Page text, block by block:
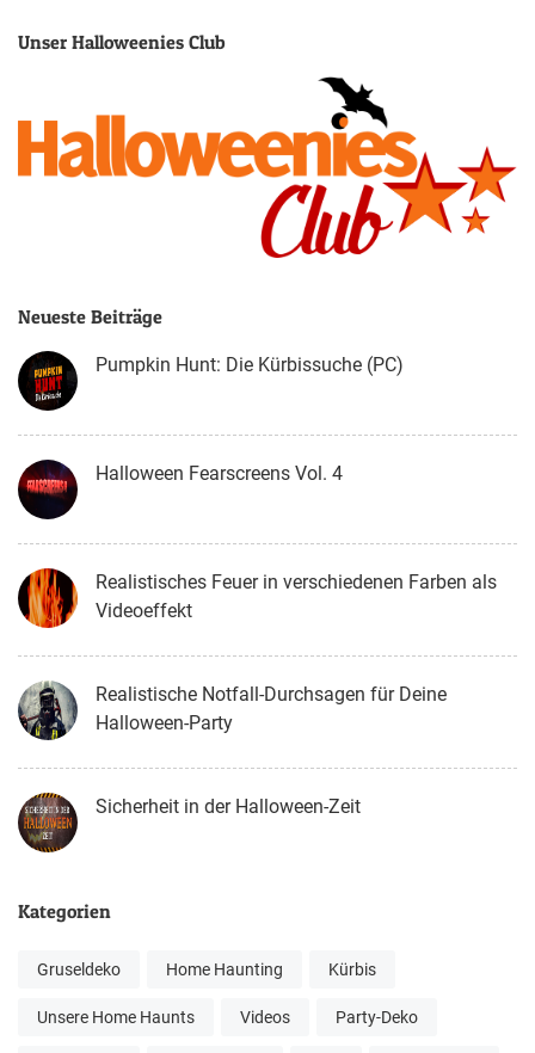
Unser Halloweenies Club
Neueste Beiträge
Pumpkin Hunt: Die Kürbissuche (PC)
Halloween Fearscreens Vol. 4
Realistisches Feuer in verschiedenen Farben als
Videoeffekt
Realistische Notfall-Durchsagen für Deine
Halloween-Party
Sicherheit in der Halloween-Zeit
Kategorien
Gruseldeko Home Haunting Kürbis
Unsere Home Haunts Videos Party-Deko